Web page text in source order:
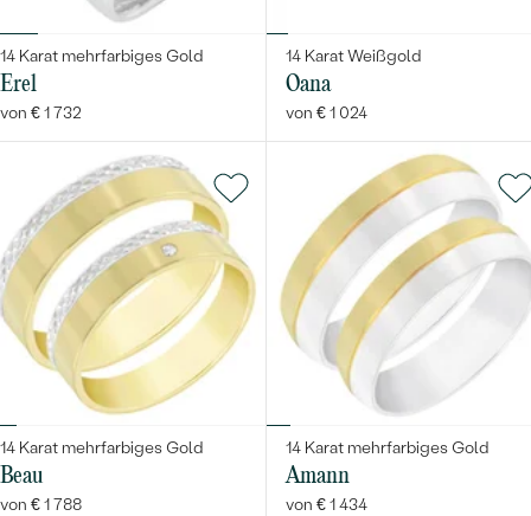
14 Karat mehrfarbiges Gold
Erel
von € 1 732
14 Karat Weißgold
Oana
von € 1 024
14 Karat mehrfarbiges Gold
Beau
von € 1 788
14 Karat mehrfarbiges Gold
Amann
von € 1 434